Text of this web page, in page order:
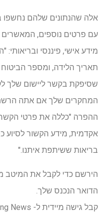
אלה שהנתונים שלהם
עם פרטים נוספים, המאשרים
מידע אישי, פיננסי
תאריך הלידה, ומספר הביטוח
שסיפקת בקשר ליישום שלך
המחקרים שלך אם אתה
ההפרה "כללה את פרטי הקשר
אקדמית, מידע הקשור לסיוע
בריאות ששיתפת איתנו."
הירשם כדי לקבל את המיטב
הדואר הנכנס שלך.